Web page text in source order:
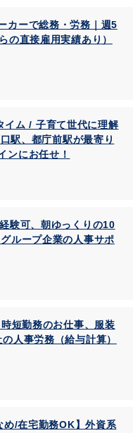
カーで総務・労務｜週5
の直接雇用実績あり）
イム / 子育て世代に理解
駅、都庁前駅が最寄り
ンにお任せ！
験可、朝ゆっくりの10
ループ企業の人事サポ
短勤務のお仕事、服装
人事労務（給与計算）
め/在宅勤務OK】外資系